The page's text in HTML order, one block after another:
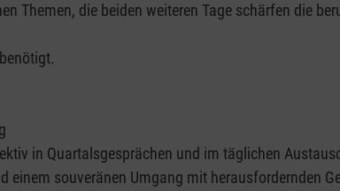
Themen, die beiden weiteren Tage schärfen die
in Quartalsgesprächen und im täglichen
einem souveränen Umgang mit herausfordernden